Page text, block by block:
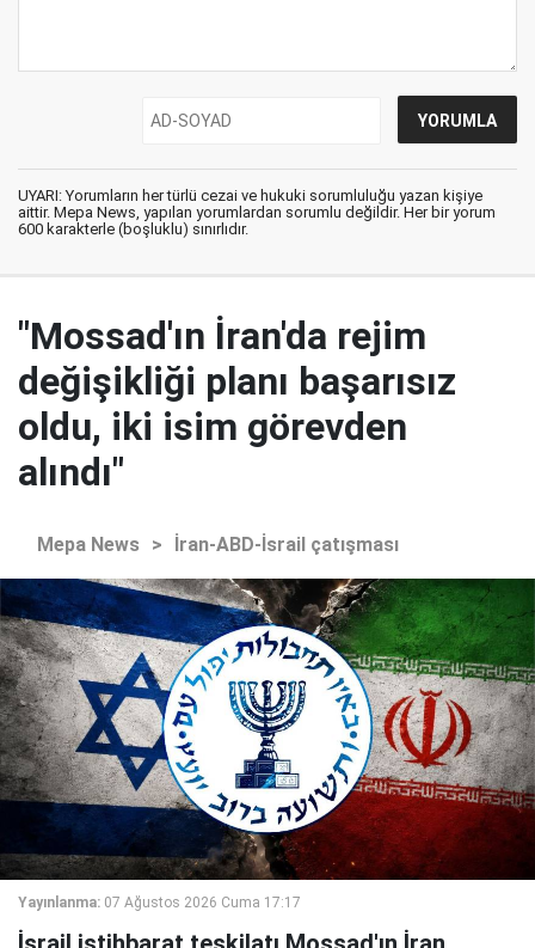
UYARI: Yorumların her türlü cezai ve hukuki sorumluluğu yazan kişiye
aittir. Mepa News, yapılan yorumlardan sorumlu değildir. Her bir yorum
600 karakterle (boşluklu) sınırlıdır.
"Mossad'ın İran'da rejim
değişikliği planı başarısız
oldu, iki isim görevden
alındı"
Mepa News > İran-ABD-İsrail çatışması
Yayınlanma: 07 Ağustos 2026 Cuma 17:17